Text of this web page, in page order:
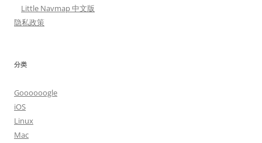
Little Navmap 中文版
隐私政策
分类
Goooooogle
iOS
Linux
Mac